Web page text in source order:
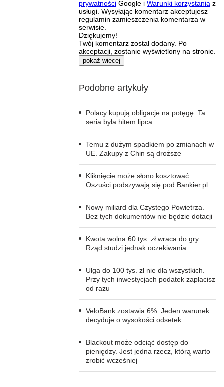
prywatności Google i Warunki korzystania z
usługi. Wysyłając komentarz akceptujesz
regulamin zamieszczenia komentarza w
serwisie.
Dziękujemy!
Twój komentarz został dodany. Po
akceptacji, zostanie wyświetlony na stronie.
pokaż więcej
Podobne artykuły
Polacy kupują obligacje na potęgę. Ta
seria była hitem lipca
Temu z dużym spadkiem po zmianach w
UE. Zakupy z Chin są droższe
Kliknięcie może słono kosztować.
Oszuści podszywają się pod Bankier.pl
Nowy miliard dla Czystego Powietrza.
Bez tych dokumentów nie będzie dotacji
Kwota wolna 60 tys. zł wraca do gry.
Rząd studzi jednak oczekiwania
Ulga do 100 tys. zł nie dla wszystkich.
Przy tych inwestycjach podatek zapłacisz
od razu
VeloBank zostawia 6%. Jeden warunek
decyduje o wysokości odsetek
Blackout może odciąć dostęp do
pieniędzy. Jest jedna rzecz, którą warto
zrobić wcześniej